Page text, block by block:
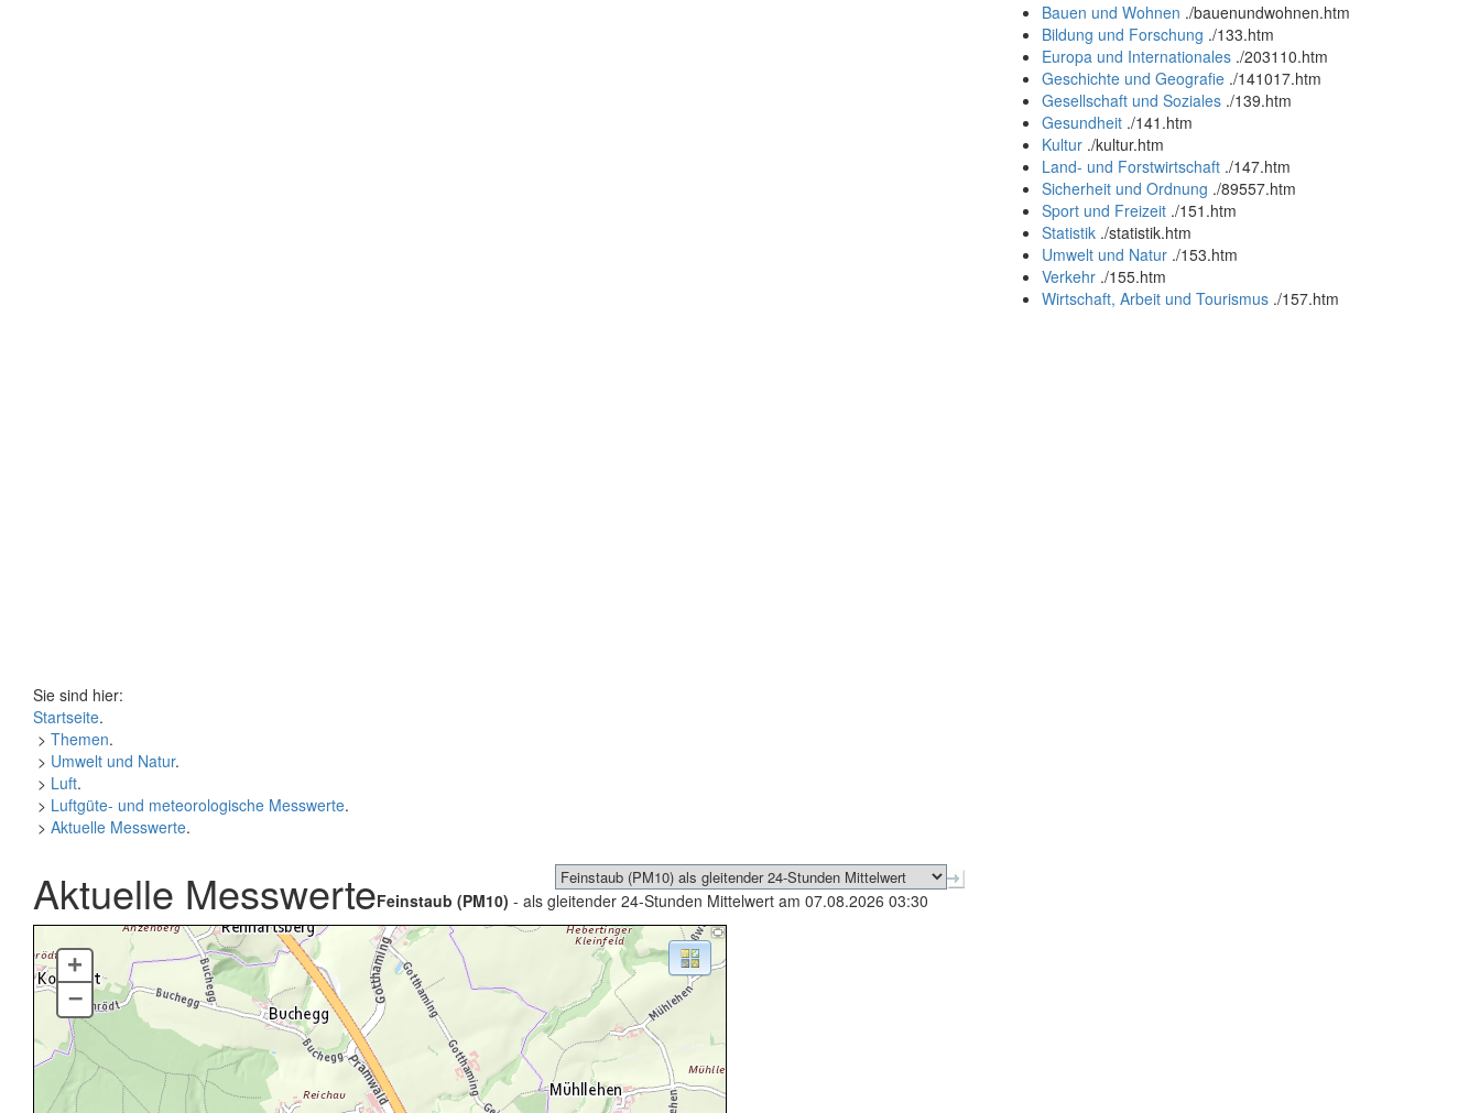
Bauen und Wohnen ./bauenundwohnen.htm
Bildung und Forschung ./133.htm
Europa und Internationales ./203110.htm
Geschichte und Geografie ./141017.htm
Gesellschaft und Soziales ./139.htm
Gesundheit ./141.htm
Kultur ./kultur.htm
Land- und Forstwirtschaft ./147.htm
Sicherheit und Ordnung ./89557.htm
Sport und Freizeit ./151.htm
Statistik ./statistik.htm
Umwelt und Natur ./153.htm
Verkehr ./155.htm
Wirtschaft, Arbeit und Tourismus ./157.htm
Sie sind hier:
Startseite.
> Themen.
> Umwelt und Natur.
> Luft.
> Luftgüte- und meteorologische Messwerte.
> Aktuelle Messwerte.
Aktuelle MesswerteFeinstaub (PM10) - als gleitender 24-Stunden Mittelwert am 07.08.2026 03:30
+
–